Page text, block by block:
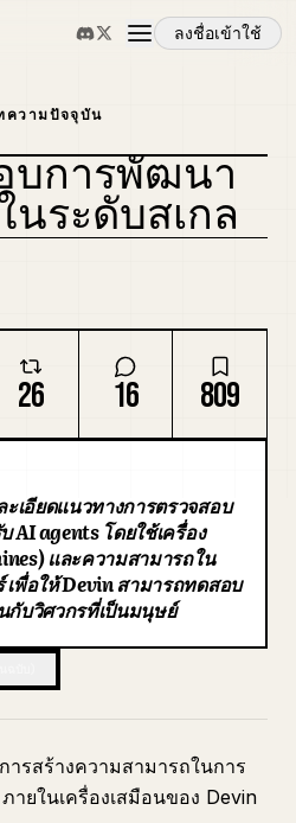
ลงชื่อเข้าใช้
อนาคตของการพัฒนาแบบอะซิงโครนัสคือการตรวจสอบ
ความปัจจุบัน
บการพัฒนา
ในระดับสเกล
26 16 809
เอียดแนวทางการตรวจสอบ
AI agents โดยใช้เครื่อง
และความสามารถใน
เพื่อให้ Devin สามารถทดสอบ
กับวิศวกรที่เป็นมนุษย์
ารสร้างความสามารถในการ
ยในเครื่องเสมือนของ Devin